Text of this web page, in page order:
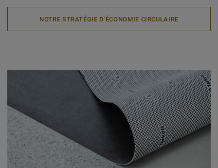
NOTRE STRATÉGIE D'ÉCONOMIE CIRCULAIRE